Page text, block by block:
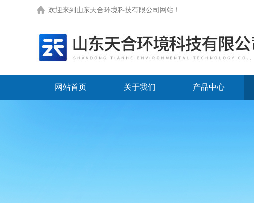
欢迎来到 山东天合环境科技有限公司网站 ！
网站首页 关于我们 产品中心